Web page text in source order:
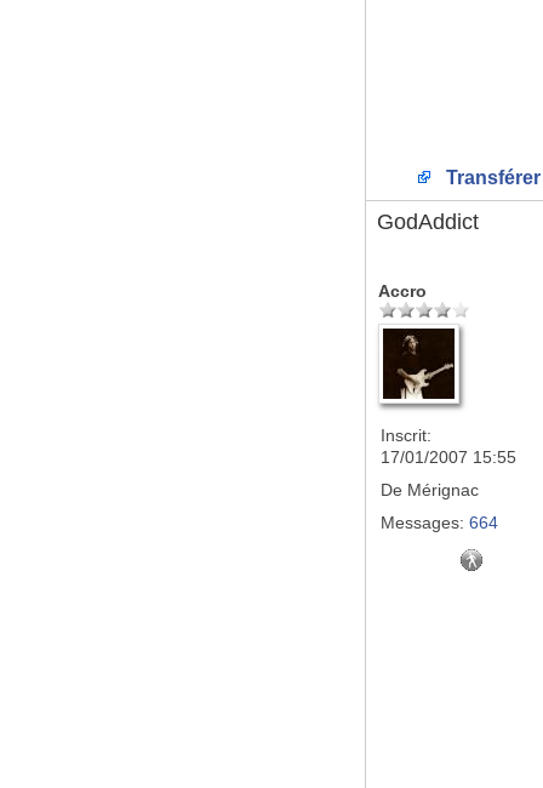
Transférer
GodAddict
Accro
Inscrit:
17/01/2007 15:55
De Mérignac
Messages: 664